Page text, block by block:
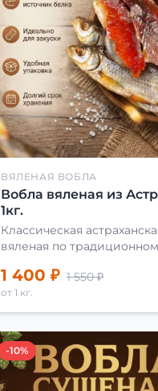
ВЯЛЕНАЯ ВОБЛА
Вобла вяленая из
1кг.
Классическая
вяленая по
1 400 ₽ 1 550 ₽
от 1 кг.
-10%